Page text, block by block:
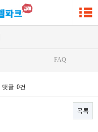
FAQ
댓글 0건
목록